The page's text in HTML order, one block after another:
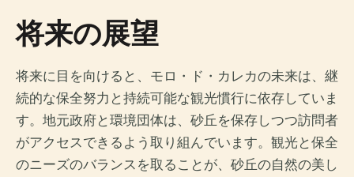
将来の展望
将来に目を向けると、モロ・ド・カレカの未来は、継
続的な保全努力と持続可能な観光慣行に依存していま
す。地元政府と環境団体は、砂丘を保存しつつ訪問者
がアクセスできるよう取り組んでいます。観光と保全
のニーズのバランスを取ることが、砂丘の自然の美し